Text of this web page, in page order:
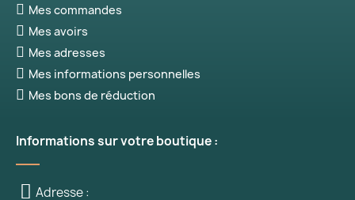
Mes commandes
Mes avoirs
Mes adresses
Mes informations personnelles
Mes bons de réduction
Informations sur votre boutique :
Adresse :